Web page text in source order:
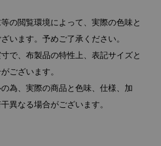
の閲覧環境によって、実際の色味と
います。予めご了承ください。
で、布製品の特性上、表記サイズと
ございます。
為、実際の商品と色味、仕様、加
異なる場合がございます。